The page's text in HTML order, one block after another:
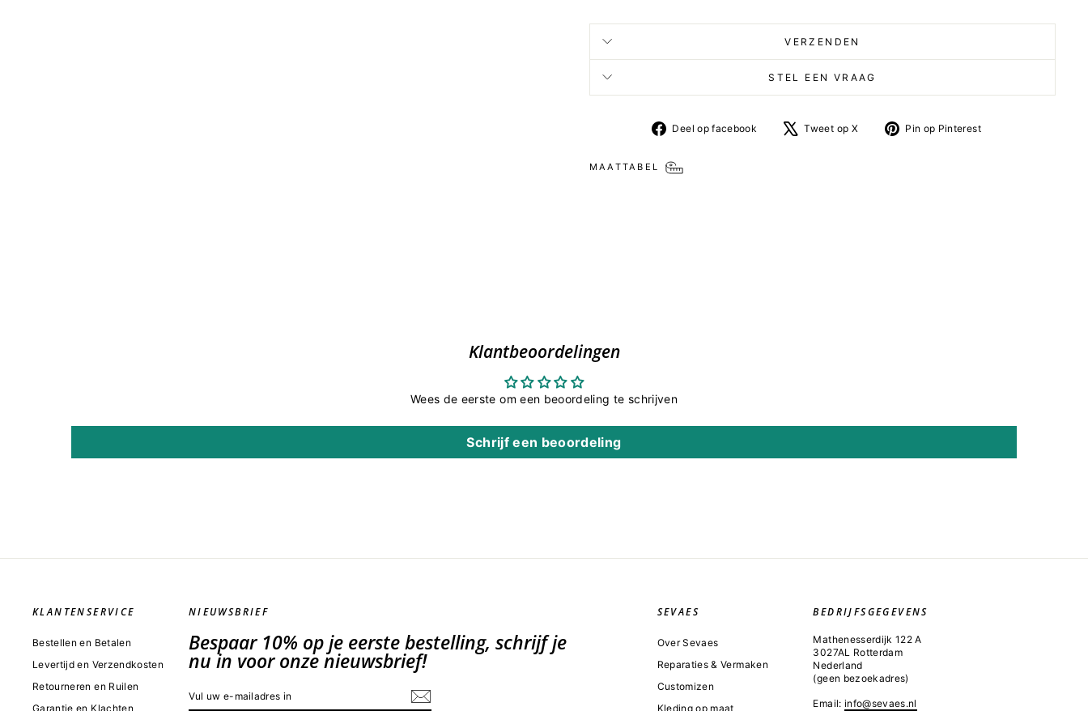
VERZENDEN
STEL EEN VRAAG
Deel op facebook
Deel
Tweet op X
Tweet Pin op Pinterest
MAATTABEL
Klantbeoordelingen
Wees de eerste om een beoordeling te schrijven
Schrijf een beoordeling
KLANTENSERVICE
Bestellen en Betalen
Levertijd en Verzendkosten
Retourneren en Ruilen
Garantie en Klachten
NIEUWSBRIEF
Bespaar 10% op je eerste bestelling, schrijf je
nu in voor onze nieuwsbrief!
UW
SEVAES
Over Sevaes
Reparaties & Vermaken
Customizen
Kleding op maat
BEDRIJFSGEGEVENS
Mathenesserdijk 122 A
3027AL Rotterdam
Nederland
(geen bezoekadres)
Email: info@sevaes.nl